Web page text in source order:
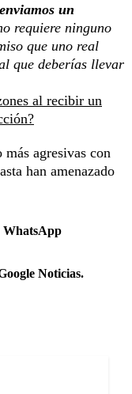
un
requiere ninguno
que uno real
que deberías llevar
al recibir un
agresivas con
han amenazado
WhatsApp
Noticias.